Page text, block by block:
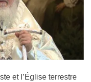
et l’Église terrestre